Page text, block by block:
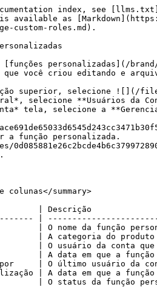
index, see
is available as
custom-roles.md).
[funções personalizadas](/
que você criou editando e
superior, selecione ![](/
selecione **Usuários da
tela, selecione a
a função personalizada.
colunas</summary>
| Descrição
|
| O nome da
| A categoria do
| O usuário da conta
| A data em que a
por     | O último usuário da
| A data em que a
| O status da função